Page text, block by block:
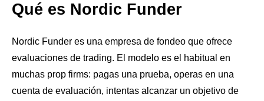
Qué es Nordic Funder
Nordic Funder es una empresa de fondeo que ofrece
evaluaciones de trading. El modelo es el habitual en
muchas prop firms: pagas una prueba, operas en una
cuenta de evaluación, intentas alcanzar un objetivo de